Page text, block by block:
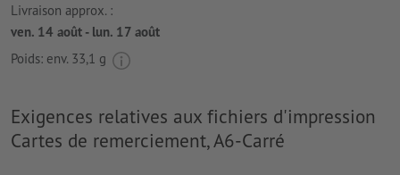
Livraison approx. :
ven. 14 août - lun. 17 août
Poids: env. 33,1 g
Exigences relatives aux fichiers d'impression
Cartes de remerciement, A6-Carré